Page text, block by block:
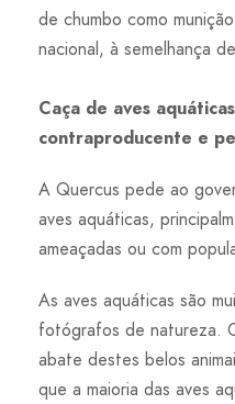
de chumbo como
nacional, à semelhança
Caça de aves
contraproducente e
A Quercus pede ao
aves aquáticas,
ameaçadas ou com
As aves aquáticas são
fotógrafos de natureza.
abate destes belos
que a maioria das aves